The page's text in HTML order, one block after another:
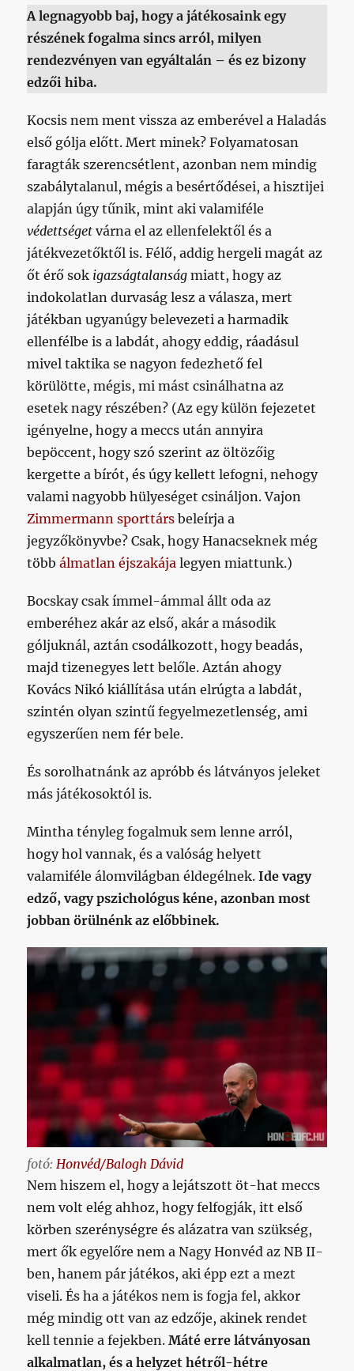
A legnagyobb baj, hogy a játékosaink egy
részének fogalma sincs arról, milyen
rendezvényen van egyáltalán – és ez bizony
edzői hiba.
Kocsis nem ment vissza az emberével a Haladás
első gólja előtt. Mert minek? Folyamatosan
faragták szerencsétlent, azonban nem mindig
szabálytalanul, mégis a besértődései, a hisztijei
alapján úgy tűnik, mint aki valamiféle
védettségetvárna el az ellenfelektől és a
játékvezetőktől is. Félő, addig hergeli magát az
őt érő sok igazságtalanság miatt, hogy az
indokolatlan durvaság lesz a válasza, mert
játékban ugyanúgy belevezeti a harmadik
ellenfélbe is a labdát, ahogy eddig, ráadásul
mivel taktika se nagyon fedezhető fel
körülötte, mégis, mi mást csinálhatna az
esetek nagy részében? (Az egy külön fejezetet
igényelne, hogy a meccs után annyira
bepöccent, hogy szó szerint az öltözőig
kergette a bírót, és úgy kellett lefogni, nehogy
valami nagyobb hülyeséget csináljon. Vajon
Zimmermann sporttárs beleírja a
jegyzőkönyvbe? Csak, hogy Hanacseknek még
többálmatlan éjszakája legyen miattunk.)
Bocskay csak ímmel-ámmal állt oda az
emberéhez akár az első, akár a második
góljuknál, aztán csodálkozott, hogy beadás,
majd tizenegyes lett belőle. Aztán ahogy
Kovács Nikó kiállítása után elrúgta a labdát,
szintén olyan szintű fegyelmezetlenség, ami
egyszerűen nem fér bele.
És sorolhatnánk az apróbb és látványos jeleket
más játékosoktól is.
Mintha tényleg fogalmuk sem lenne arról,
hogy hol vannak, és a valóság helyett
valamiféle álomvilágban éldegélnek.Ide vagy
edző, vagy pszichológus kéne, azonban most
jobban örülnénk az előbbinek.
fotó: Honvéd/Balogh Dávid
Nem hiszem el, hogy a lejátszott öt-hat meccs
nem volt elég ahhoz, hogy felfogják, itt első
körben szerénységre és alázatra van szükség,
mert ők egyelőre nem a Nagy Honvéd az NB II-
ben, hanem pár játékos, aki épp ezt a mezt
viseli. És ha a játékos nem is fogja fel, akkor
még mindig ott van az edzője, akinek rendet
kell tennie a fejekben.Máté erre látványosan
alkalmatlan, és a helyzet hétről-hétre